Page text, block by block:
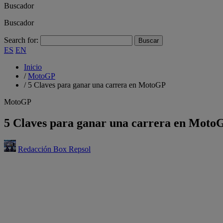
Buscador
Buscador
Search for:
ES EN
Inicio
/MotoGP
/ 5 Claves para ganar una carrera en MotoGP
MotoGP
5 Claves para ganar una carrera en
Redacción Box Repsol